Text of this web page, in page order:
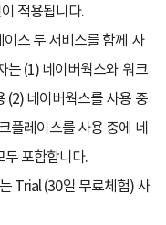
적용됩니다.
이스 두 서비스를 함께 사
는 (1) 네이버웍스와 워크
(2) 네이버웍스를 사용 중
플레이스를 사용 중에 네
두 포함합니다.
Trial (30일 무료체험) 사